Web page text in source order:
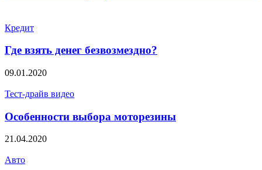
Кредит
Где взять денег безвозмездно?
09.01.2020
Тест-драйв видео
Особенности выбора моторезины
21.04.2020
Авто